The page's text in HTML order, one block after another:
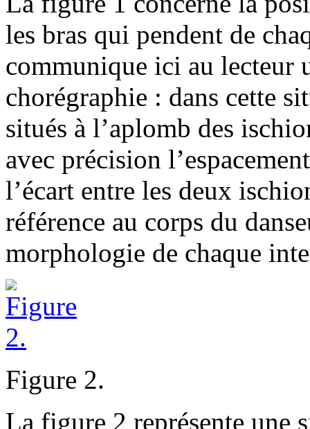
les bras qui pendent de
communique ici au lecteur
chorégraphie : dans cette
situés à l’aplomb des
avec précision
l’écart entre les deux
référence au corps du
morphologie de chaque
Figure 2.
La figure 2 représente une